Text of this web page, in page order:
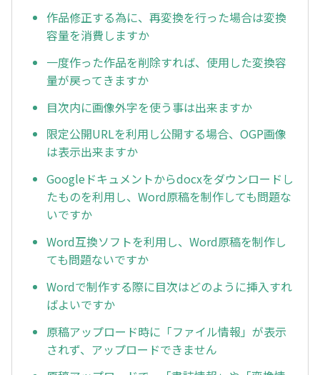
作品修正する為に、再変換を行った場合は変換
容量を消費しますか
一度作った作品を削除すれば、使用した変換容
量が戻ってきますか
目次内に画像外字を使う事は出来ますか
限定公開URLを利用し公開する場合、OGP画像
は表示出来ますか
Googleドキュメントからdocxをダウンロードし
たものを利用し、Word原稿を制作しても問題な
いですか
Word互換ソフトを利用し、Word原稿を制作し
ても問題ないですか
Wordで制作する際に目次はどのように挿入すれ
ばよいですか
原稿アップロード時に「ファイル情報」が表示
されず、アップロードできません